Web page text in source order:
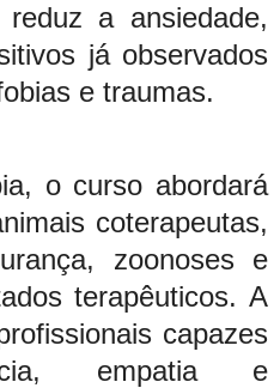
a ansiedade,
já observados
e traumas.
o curso abordará
coterapeutas,
zoonoses e
terapêuticos. A
capazes
empatia e